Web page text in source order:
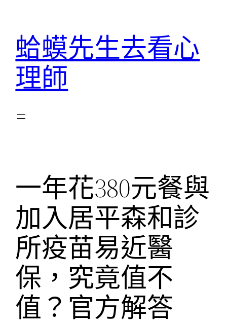
蛤蟆先生去看心
理師
一年花380元餐與
加入居平森和診
所疫苗易近醫
保，究竟值不
值？官方解答